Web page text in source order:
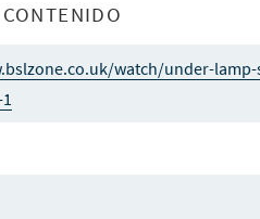
watch/under-